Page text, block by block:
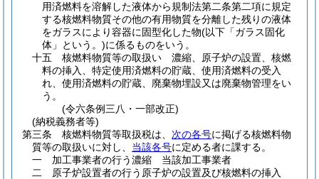
用済燃料を溶解した液体から規制法第二条第二項に規定
する核燃料物質その他の有用物質を分離した残りの液体
をガラスにより容器に固型化した物(以下「ガラス固化
体」という。)に係るものをいう。
十五
核燃料物質等の取扱い 濃縮、原子炉の設置、核燃
料の挿入、特定使用済燃料の貯蔵、使用済燃料の受入
れ、使用済燃料の貯蔵、廃棄物埋設又は廃棄物管理をい
う。
(令六条例三八・一部改正)
(納税義務者等)
第三条
核燃料物質等取扱税は、 次の各号に掲げる核燃料物
質等の取扱いに対し、 当該各号に定める者に課する。
一
加工事業者の行う濃縮 当該加工事業者
二
原子炉設置者の行う原子炉の設置及び核燃料の挿入